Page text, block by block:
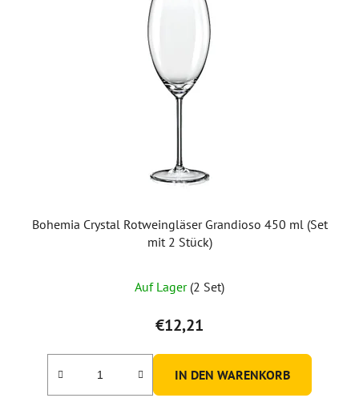
Bohemia Crystal Rotweingläser Grandioso 450 ml (Set
mit 2 Stück)
Auf Lager (2 Set)
€12,21
IN DEN WARENKORB